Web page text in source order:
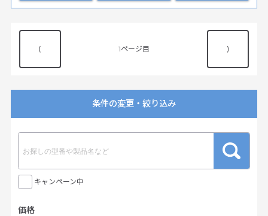
⟨ 1 ⟩
条件の変更・絞り込み
キャンペーン中
価格